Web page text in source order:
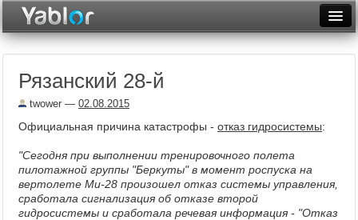
Неделя
Архив
Рязанский 28-й
twower — 02.08.2015
Официальная причина катастрофы - отказ гидросистемы:
"Сегодня при выполнении тренировочного полета
пилотажной группы "Беркуты" в момент роспуска на
вертолете Ми-28 произошел отказ системы управления,
сработала сигнализация об отказе второй
гидросистемы и сработала речевая информация - "Отказ